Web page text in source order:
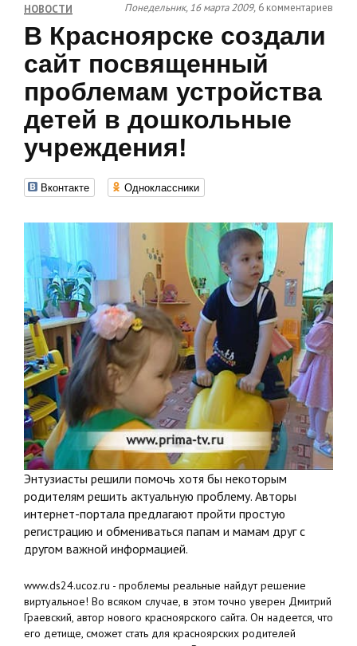
НОВОСТИ Понедельник, 16 марта 2009, 6 комментариев
В Красноярске создали
сайт посвященный
проблемам устройства
детей в дошкольные
учреждения!
Вконтакте Одноклассники
Энтузиасты решили помочь хотя бы некоторым
родителям решить актуальную проблему. Авторы
интернет-портала предлагают пройти простую
регистрацию и обмениваться папам и мамам друг с
другом важной информацией.
www.ds24.uсoz.ru - проблемы реальные найдут решение
виртуальное! Во всяком случае, в этом точно уверен Дмитрий
Граевский, автор нового красноярского сайта. Он надеется, что
его детище, сможет стать для красноярских родителей